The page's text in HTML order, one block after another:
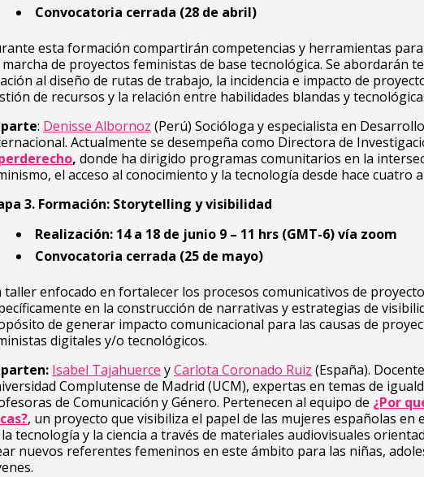
Convocatoria cerrada (28 de abril)
esta formación compartirán competencias y herramientas
de proyectos feministas de base tecnológica. Se abordarán
al diseño de rutas de trabajo, la incidencia e impacto de
de recursos y la relación entre habilidades blandas y
: Denisse Albornoz (Perú) Socióloga y especialista en Desarrollo
Actualmente se desempeña como Directora de
, donde ha dirigido programas comunitarios en la
el acceso al conocimiento y la tecnología desde hace cuatro
3. Formación: Storytelling y visibilidad
Realización: 14 a 18 de junio 9 – 11 hrs (GMT-6) vía zoom
Convocatoria cerrada (25 de mayo)
taller enfocado en fortalecer los procesos comunicativos de
en la construcción de narrativas y estrategias de
de generar impacto comunicacional para las causas de
digitales y/o tecnológicos.
Isabel Tajahuerce yCarlota Coronado Ruiz (España).
Complutense de Madrid (UCM), expertas en temas de
de Comunicación y Género. Pertenecen al equipo de ¿Por
, un proyecto que visibiliza el papel de las mujeres españolas en
tecnología y la ciencia a través de materiales audiovisuales
nuevos referentes femeninos en este ámbito para las niñas,